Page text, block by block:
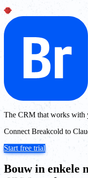
The CRM that works with
Connect Breakcold to
Start free trial
Bouw in enkele